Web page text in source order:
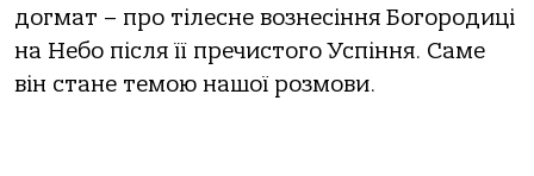
догмат – про тілесне вознесіння Богородиці
на Небо після її пречистого Успіння. Саме
він стане темою нашої розмови.